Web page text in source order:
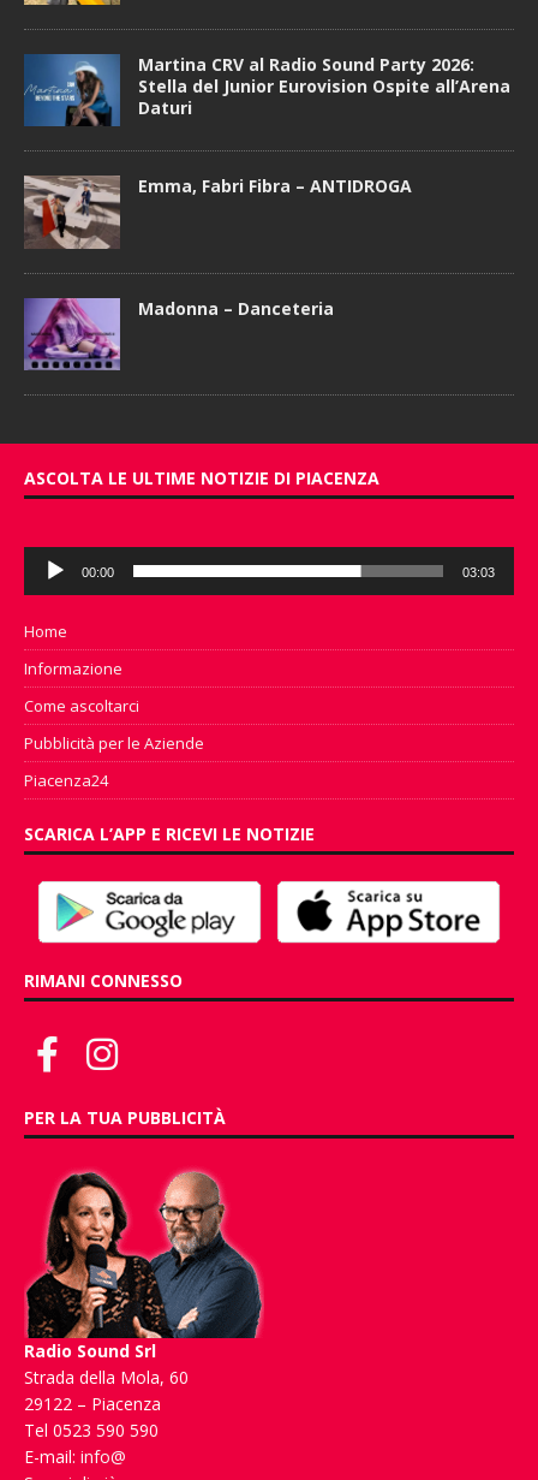
Martina CRV al Radio Sound Party 2026:
Stella del Junior Eurovision Ospite all’Arena
Daturi
Emma, Fabri Fibra – ANTIDROGA
Madonna – Danceteria
ASCOLTA LE ULTIME NOTIZIE DI PIACENZA
Audio
Player
00:00 03:03
Home
Informazione
Come ascoltarci
Pubblicità per le Aziende
Piacenza24
SCARICA L’APP E RICEVI LE NOTIZIE
RIMANI CONNESSO
PER LA TUA PUBBLICITÀ
Radio Sound Srl
Strada della Mola, 60
29122 – Piacenza
Tel 0523 590 590
E-mail: info@